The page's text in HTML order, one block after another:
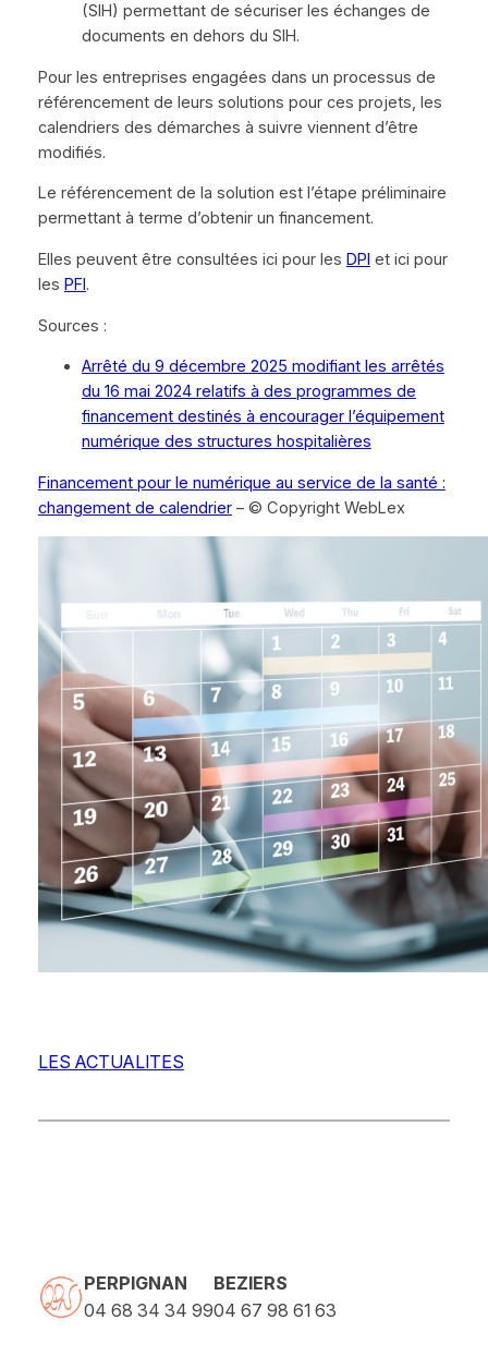
(SIH) permettant de sécuriser les échanges de
documents en dehors du SIH.
Pour les entreprises engagées dans un processus de
référencement de leurs solutions pour ces projets, les
calendriers des démarches à suivre viennent d’être
modifiés.
Le référencement de la solution est l’étape préliminaire
permettant à terme d’obtenir un financement.
Elles peuvent être consultées ici pour les DPI et ici pour
les PFI.
Sources :
Arrêté du 9 décembre 2025 modifiant les arrêtés
du 16 mai 2024 relatifs à des programmes de
financement destinés à encourager l’équipement
numérique des structures hospitalières
Financement pour le numérique au service de la santé :
changement de calendrier– © Copyright WebLex
LES ACTUALITES
PERPIGNAN
04 68 34 34 99
BEZIERS
04 67 98 61 63